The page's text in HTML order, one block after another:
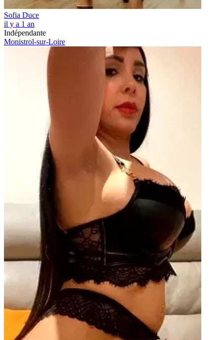
Sofia Duce
il y a 1 an
Indépendante
Monistrol-sur-Loire